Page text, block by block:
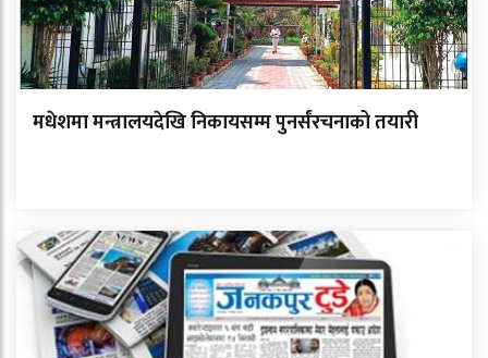
मधेशमा मन्त्रालयदेखि निकायसम्म पुनर्संरचनाको तयारी